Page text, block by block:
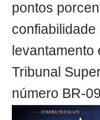
pontos
confiabilidade
Tribunal
número BR-